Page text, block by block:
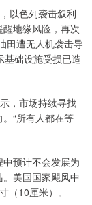
以色列袭击叙利
地缘风险，再次
田遭无人机袭击导
基础设施受损已造
，市场持续寻找
“所有人都在等
预计不会发展为
美国国家飓风中
（10厘米）。